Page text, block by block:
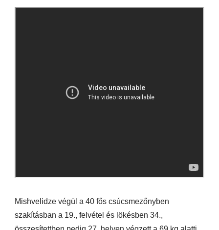
Mishvelidze végül a 40 fős csúcsmezőnyben
szakításban a 19., felvétel és lökésben 34.,